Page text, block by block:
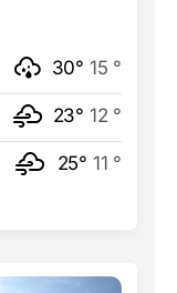
30° 15 °
23° 12 °
25° 11 °